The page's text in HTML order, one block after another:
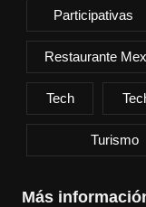
Participativas
Restaurante
Tech
Turismo
Más